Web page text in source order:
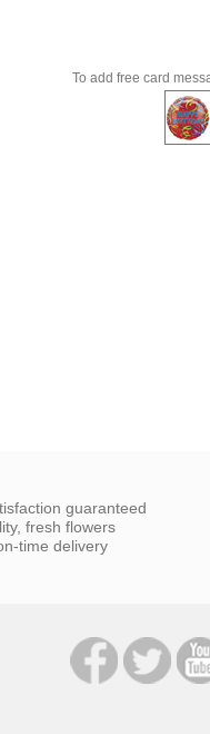
To add free card
guaranteed
fresh flowers
time delivery